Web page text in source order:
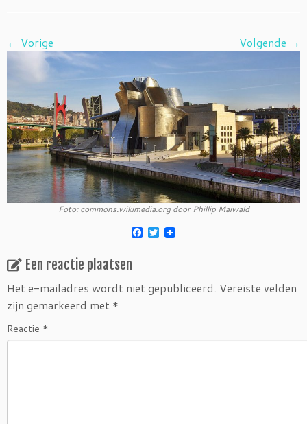
← Vorige Volgende →
Foto: commons.wikimedia.org door Phillip Maiwald
F
o
T
w
e
r
Een reactie plaatsen
Het e-mailadres wordt niet gepubliceerd. Vereiste velden
zijn gemarkeerd met *
Reactie *